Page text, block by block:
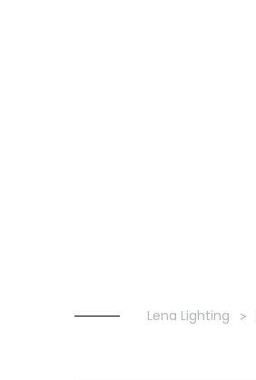
Lena Lighting